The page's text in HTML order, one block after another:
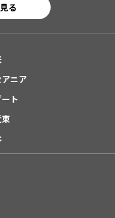
る
ニア
ート